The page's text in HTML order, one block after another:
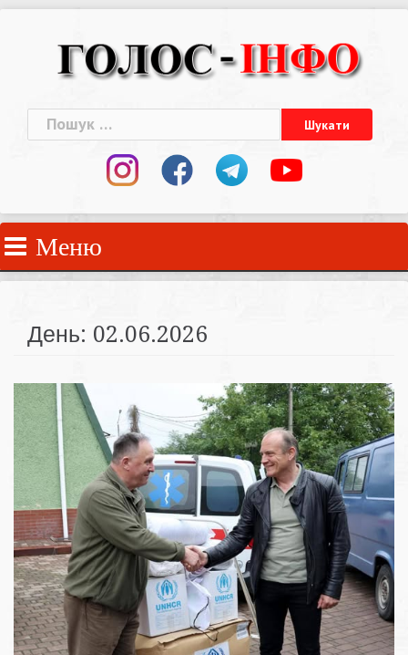
Пошук:
Меню
День: 02.06.2026